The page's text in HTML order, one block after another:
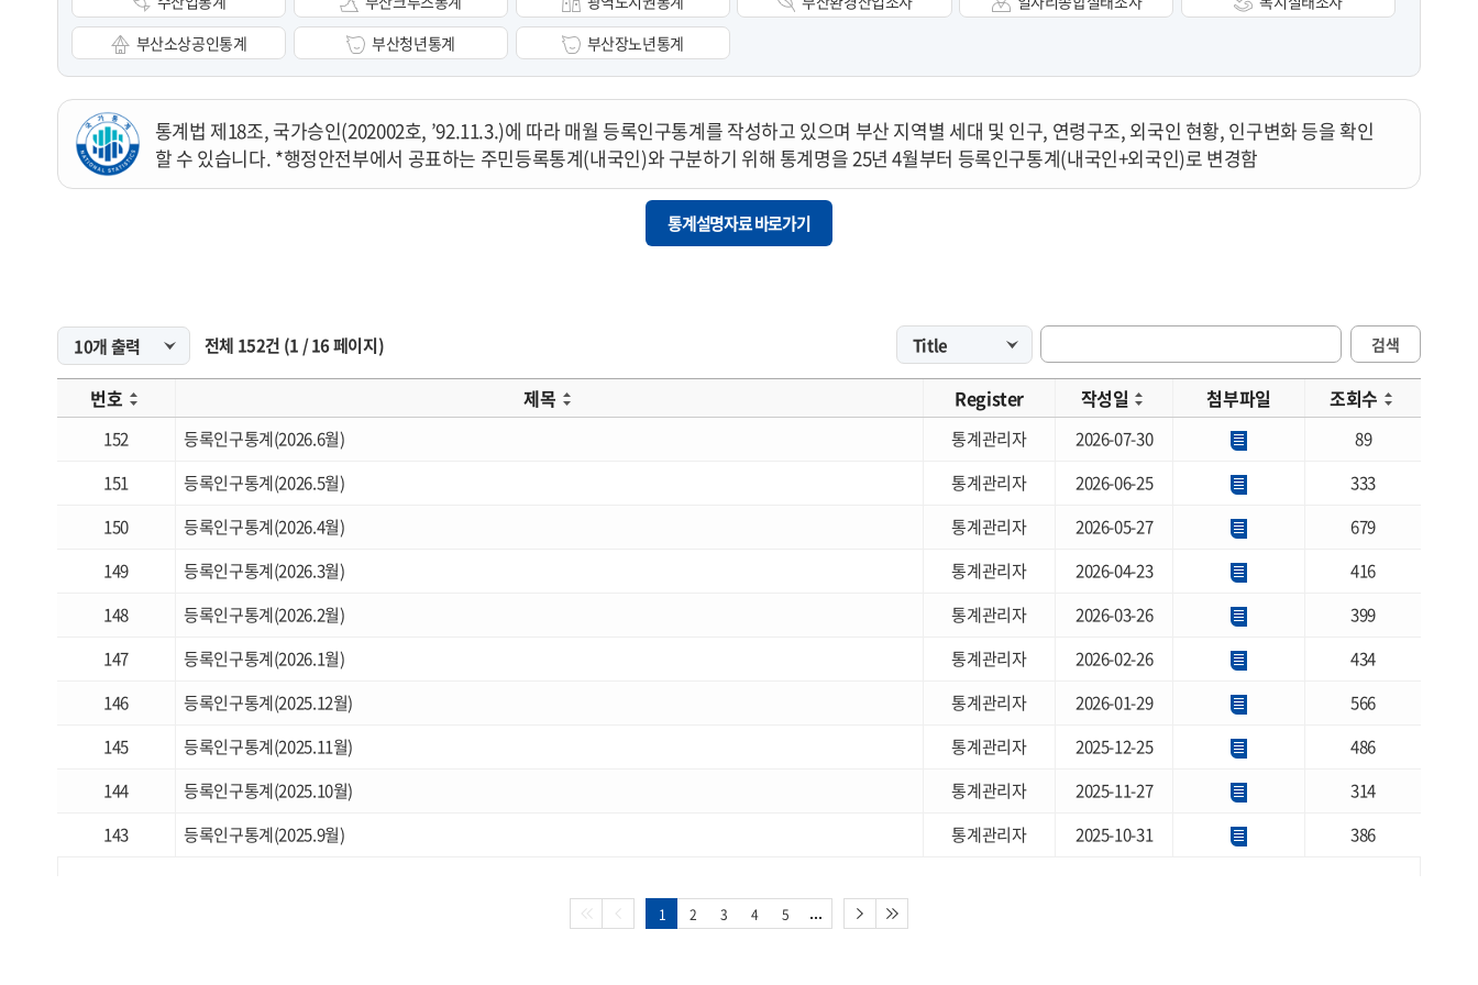
부산소상공인통계
부산청년통계 부산장노년통계
통계법 제18조, 국가승인(202002호, ’92.11.3.)에 따라 매월 등록인구통계를 작성하고 있으며 부산 지역별 세대 및 인구, 연령구조, 외국인 현황, 인구변화 등을 확인
할 수 있습니다. *행정안전부에서 공표하는 주민등록통계(내국인)와 구분하기 위해 통계명을 25년 4월부터 등록인구통계(내국인+외국인)로 변경함
통계설명자료 바로가기
전체 152건 (1 /16페이지) 검색
번호 제목 Register 작성일 첨부파일 조회수
152 등록인구통계(2026.6월) 통계관리자 2026-07-30
89
151
등록인구통계(2026.5월) 통계관리자 2026-06-25
333
150
등록인구통계(2026.4월) 통계관리자 2026-05-27
679
149
등록인구통계(2026.3월) 통계관리자 2026-04-23
416
148
등록인구통계(2026.2월) 통계관리자 2026-03-26
399
147
등록인구통계(2026.1월) 통계관리자 2026-02-26
434
146
등록인구통계(2025.12월) 통계관리자 2026-01-29
566
145
등록인구통계(2025.11월) 통계관리자 2025-12-25
486
144
등록인구통계(2025.10월) 통계관리자 2025-11-27
314
143
등록인구통계(2025.9월) 통계관리자 2025-10-31 386
1 2 3 4 5